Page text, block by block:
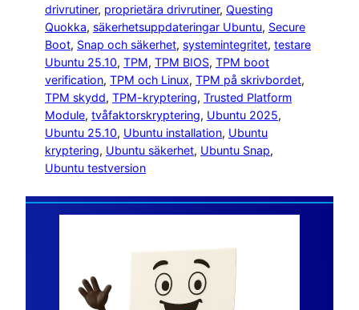
drivrutiner, proprietära drivrutiner, Questing
Quokka, säkerhetsuppdateringar Ubuntu, Secure
Boot, Snap och säkerhet, systemintegritet, testare
Ubuntu 25.10, TPM, TPM BIOS, TPM boot
verification, TPM och Linux, TPM på skrivbordet
TPM skydd, TPM-kryptering, Trusted Platform
Module, tvåfaktorskryptering, Ubuntu 2025
Ubuntu 25.10, Ubuntu installation, Ubuntu
kryptering, Ubuntu säkerhet, Ubuntu Snap
Ubuntu testversion